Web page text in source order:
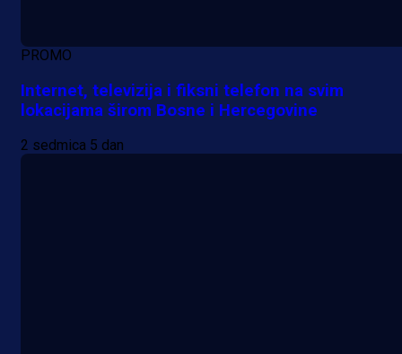
PROMO
Internet, televizija i fiksni telefon na svim
lokacijama širom Bosne i Hercegovine
2 sedmica 5 dan